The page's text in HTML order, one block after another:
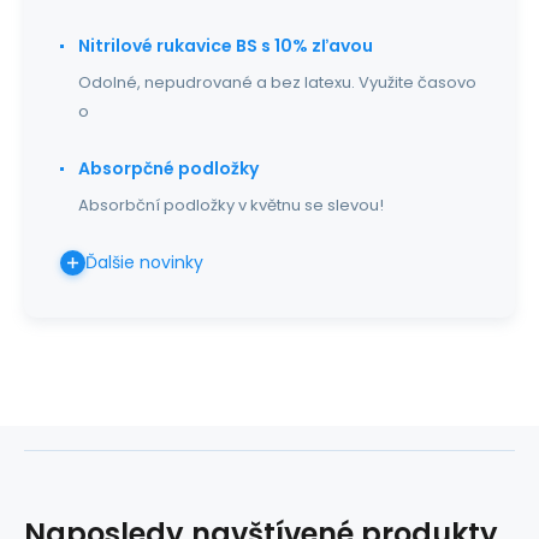
Nitrilové rukavice BS s 10% zľavou
Odolné, nepudrované a bez latexu. Využite časovo
o
Absorpčné podložky
Absorbční podložky v květnu se slevou!
Ďalšie novinky